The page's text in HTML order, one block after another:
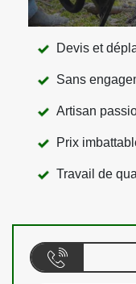
Devis et
Sans
Artisan
Prix
Travail de